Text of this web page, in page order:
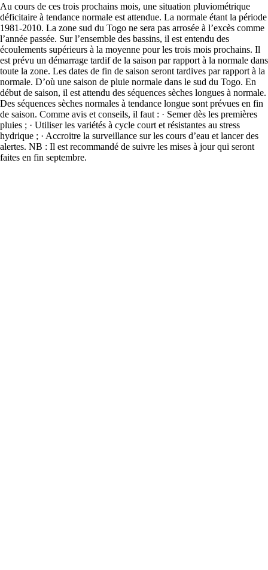
Au cours de ces trois prochains mois, une situation pluviométrique
déficitaire à tendance normale est attendue. La normale étant la période
1981-2010. La zone sud du Togo ne sera pas arrosée à l’excès comme
l’année passée. Sur l’ensemble des bassins, il est entendu des
écoulements supérieurs à la moyenne pour les trois mois prochains. Il
est prévu un démarrage tardif de la saison par rapport à la normale dans
toute la zone. Les dates de fin de saison seront tardives par rapport à la
normale. D’où une saison de pluie normale dans le sud du Togo. En
début de saison, il est attendu des séquences sèches longues à normale.
Des séquences sèches normales à tendance longue sont prévues en fin
de saison. Comme avis et conseils, il faut : · Semer dès les premières
pluies ; · Utiliser les variétés à cycle court et résistantes au stress
hydrique ; · Accroitre la surveillance sur les cours d’eau et lancer des
alertes. NB : Il est recommandé de suivre les mises à jour qui seront
faites en fin septembre.